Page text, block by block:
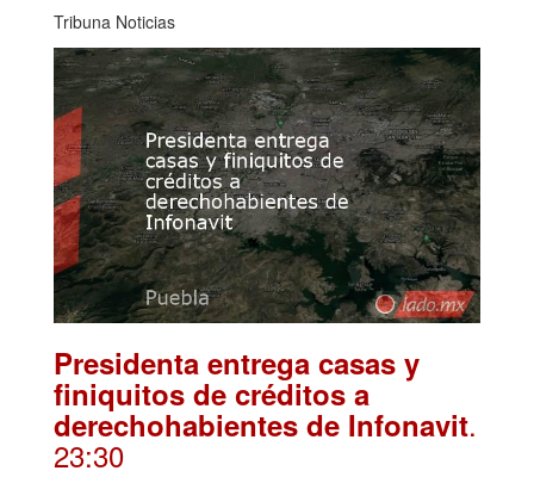
Tribuna Noticias
Presidenta entrega casas y
finiquitos de créditos a
derechohabientes de Infonavit.
23:30